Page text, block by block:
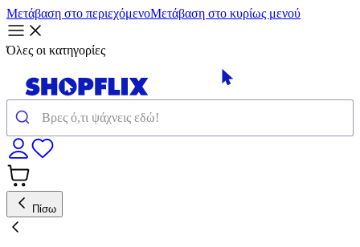
Μετάβαση στο περιεχόμενοΜετάβαση στο κυρίως μενού
Όλες οι κατηγορίες
Πίσω